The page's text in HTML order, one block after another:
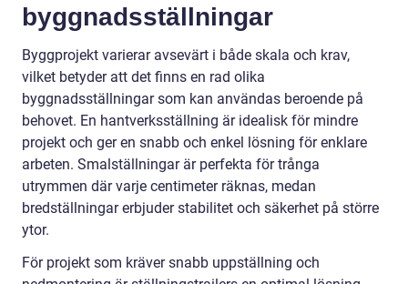
byggnadsställningar
Byggprojekt varierar avsevärt i både skala och krav,
vilket betyder att det finns en rad olika
byggnadsställningar som kan användas beroende på
behovet. En hantverksställning är idealisk för mindre
projekt och ger en snabb och enkel lösning för enklare
arbeten. Smalställningar är perfekta för trånga
utrymmen där varje centimeter räknas, medan
bredställningar erbjuder stabilitet och säkerhet på större
ytor.
För projekt som kräver snabb uppställning och